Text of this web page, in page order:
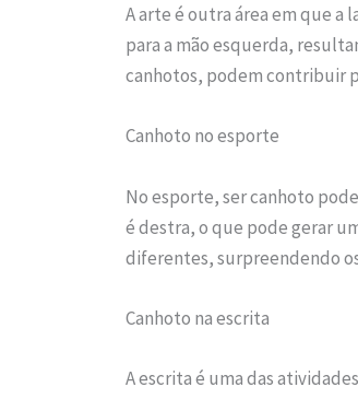
A arte é outra área em que
para a mão esquerda,
canhotos, podem contribuir
Canhoto no esporte
No esporte, ser canhoto
é destra, o que pode gerar
diferentes, surpreendendo
Canhoto na escrita
A escrita é uma das